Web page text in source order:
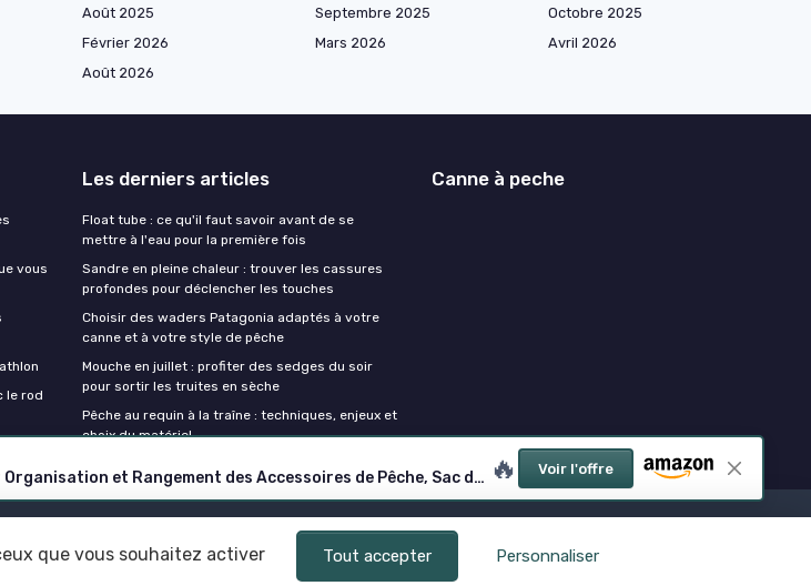
Sac à Dos de Pêche - Avec Boîtes Plateau Matériel de Pêche Incluses, Pour Organisation et Rangement des Accessoires de Pêche, Sac de Pêche Blackbass, Brochet, Carpe, Surfcasting Bord de Mer 🔥 Voir l'offre
Août 2025 Septembre 2025
Octobre 2025
Février 2026 Mars 2026
Avril 2026
Août 2026
vous
le rod
Les derniers articles
Float tube : ce qu'il faut savoir avant de se
mettre à l'eau pour la première fois
Sandre en pleine chaleur : trouver les cassures
profondes pour déclencher les touches
Choisir des waders Patagonia adaptés à votre
canne et à votre style de pêche
Mouche en juillet : profiter des sedges du soir
pour sortir les truites en sèche
Pêche au requin à la traîne : techniques, enjeux et
choix du matériel
Canne à peche
Canne à peche 2026
que vous souhaitez activer Tout accepter Personnaliser